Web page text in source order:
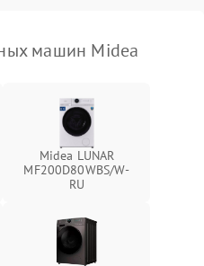
машин Midea
Midea LUNAR
MF200D80WBS/W-
RU